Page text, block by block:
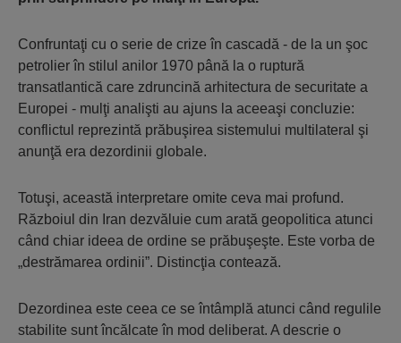
Confruntaţi cu o serie de crize în cascadă - de la un şoc
petrolier în stilul anilor 1970 până la o ruptură
transatlantică care zdruncină arhitectura de securitate a
Europei - mulţi analişti au ajuns la aceeaşi concluzie:
conflictul reprezintă prăbuşirea sistemului multilateral şi
anunţă era dezordinii globale.
Totuşi, această interpretare omite ceva mai profund.
Războiul din Iran dezvăluie cum arată geopolitica atunci
când chiar ideea de ordine se prăbuşeşte. Este vorba de
„destrămarea ordinii”. Distincţia contează.
Dezordinea este ceea ce se întâmplă atunci când regulile
stabilite sunt încălcate în mod deliberat. A descrie o